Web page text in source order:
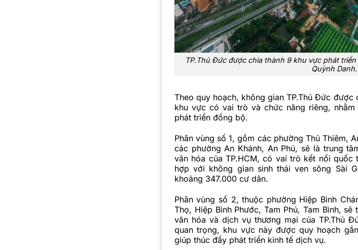
TP.Thủ Đức được chia thành 9 khu vực phát
Quỳnh Danh.
Theo quy hoạch, không gianTP.Thủ Đức được
khu vực có vai trò và chức năng riêng,
phát triển đồng bộ.
Phân vùng số 1, gồm các phường Thủ Thiêm,
các phường An Khánh, An Phú, sẽ là trung
văn hóa của TP.HCM, có vai trò kết nối
hợp với không gian sinh thái ven sông Sài
khoảng 347.000 cư dân.
Phân vùng số 2, thuộc phường Hiệp Bình
Thọ, Hiệp Bình Phước, Tam Phú, Tam Bình,
văn hóa và dịch vụ thương mại của TP.Thủ
quan trọng, khu vực này được quy hoạch
giúp thúc đẩy phát triển kinh tế dịch vụ.